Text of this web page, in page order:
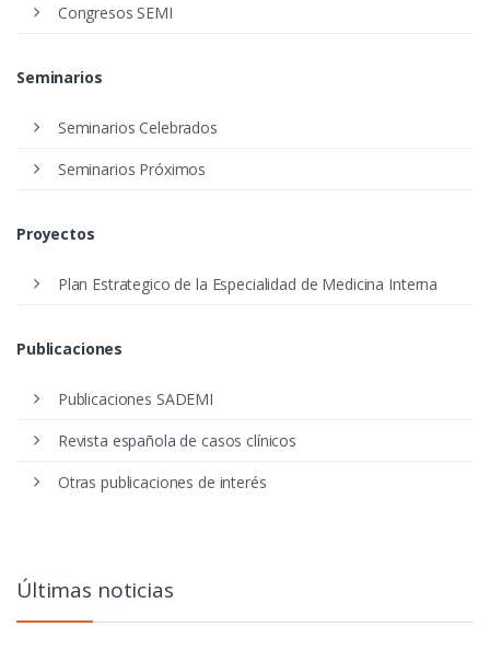
Congresos SEMI
Seminarios
Seminarios Celebrados
Seminarios Próximos
Proyectos
Plan Estrategico de la Especialidad de Medicina Interna
Publicaciones
Publicaciones SADEMI
Revista española de casos clínicos
Otras publicaciones de interés
Últimas noticias